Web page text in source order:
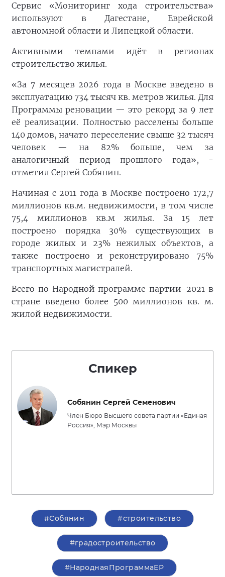
Сервис «Мониторинг хода строительства»
используют в Дагестане, Еврейской
автономной области и Липецкой области.
Активными темпами идёт в регионах
строительство жилья.
«За 7 месяцев 2026 года в Москве введено в
эксплуатацию 734 тысяч кв. метров жилья. Для
Программы реновации — это рекорд за 9 лет
её реализации. Полностью расселены больше
140 домов, начато переселение свыше 32 тысяч
человек — на 82% больше, чем за
аналогичный период прошлого года», -
отметил Сергей Собянин.
Начиная с 2011 года в Москве построено 172,7
миллионов кв.м. недвижимости, в том числе
75,4 миллионов кв.м жилья. За 15 лет
построено порядка 30% существующих в
городе жилых и 23% нежилых объектов, а
также построено и реконструировано 75%
транспортных магистралей.
Всего по Народной программе партии-2021 в
стране введено более 500 миллионов кв. м.
жилой недвижимости.
Спикер
Собянин Сергей Семенович
Член Бюро Высшего совета партии «Единая
Россия», Мэр Москвы
#Собянин #строительство
#градостроительство
#НароднаяПрограммаЕР